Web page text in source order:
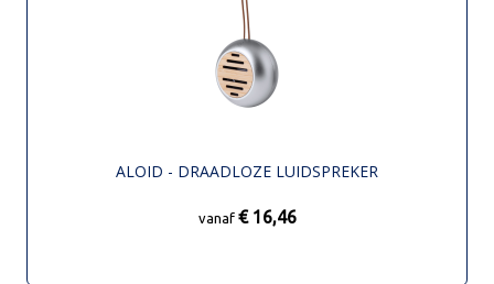
ALOID - DRAADLOZE LUIDSPREKER
vanaf € 16,46